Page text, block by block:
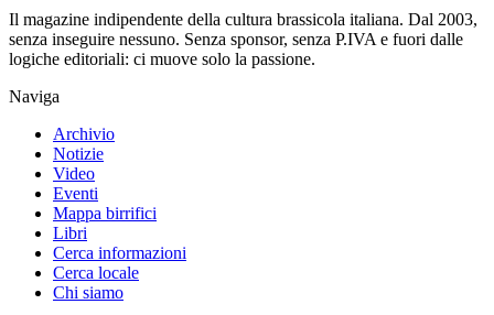
Il magazine indipendente della cultura brassicola italiana. Dal 2003,
senza inseguire nessuno. Senza sponsor, senza P.IVA e fuori dalle
logiche editoriali: ci muove solo la passione.
Naviga
Archivio
Notizie
Video
Eventi
Mappa birrifici
Libri
Cerca informazioni
Cerca locale
Chi siamo